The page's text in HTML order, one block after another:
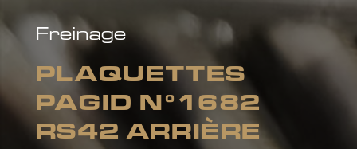
Freinage
PLAQUETTES
PAGID N°1682
RS42 ARRIÈRE